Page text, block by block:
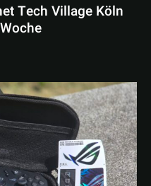
Tech Village Köln